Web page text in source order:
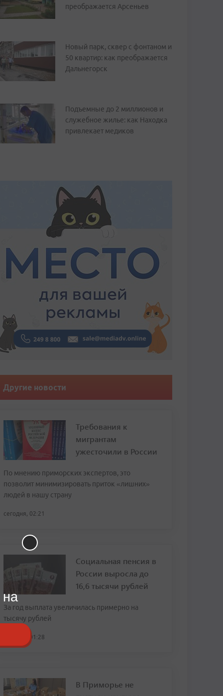
преображается Арсеньев
Новый парк, сквер с фонтаном и
50 квартир: как преображается
Дальнегорск
Подъемные до 2 миллионов и
служебное жилье: как Находка
привлекает медиков
Другие новости
Требования к
мигрантам
ужесточили в России
По мнению приморских экспертов, это
позволит минимизировать приток «лишних»
людей в нашу страну
сегодня, 02:21
Социальная пенсия в
России выросла до
16,6 тысячи рублей
За год выплата увеличилась примерно на
тысячу рублей
сегодня, 01:28
В Приморье не